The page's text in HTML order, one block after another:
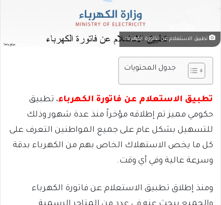
تطبيق الاستعلام عن فاتورة الكهرباء
جدول المحتويات
تطبيق الاستعلام عن فاتورة الكهرباء، تطبيق
حكومي مميز تم إطلاقه مؤخراً منذ عدة شهور وذلك
للتسهيل بشكل عام على جميع المواطنين التعرف على
كل ما يخص الاستهلاك الخاص بهم من الكهرباء بدقة
وسرعة عالية وفي أي وقت.
ومنذ إطلاق تطبيق الاستعلام عن فاتورة الكهرباء